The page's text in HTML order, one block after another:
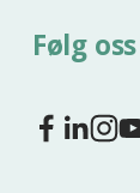
Følg oss